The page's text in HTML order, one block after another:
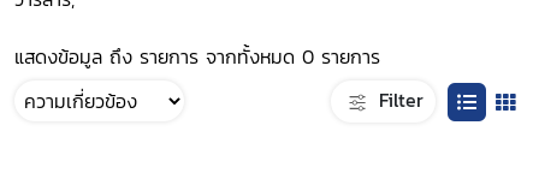
แสดงข้อมูล ถึง รายการ จากทั้งหมด 0 รายการ
Filter